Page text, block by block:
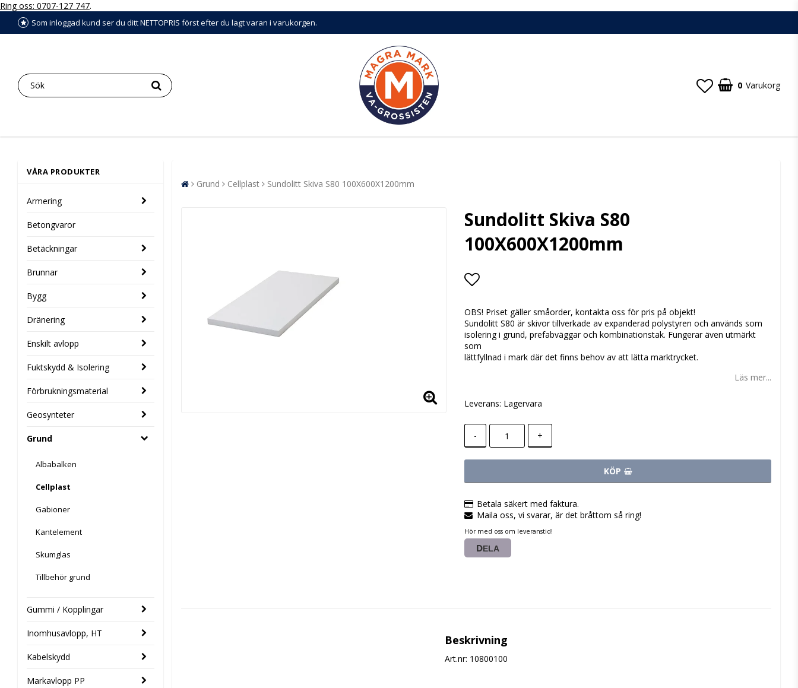
Ring oss: 0707-127 747.
Som inloggad kund ser du ditt NETTOPRIS först efter du lagt varan i varukorgen.
0 Varukorg
VÅRA PRODUKTER
Armering
Betongvaror
Betäckningar
Brunnar
Bygg
Dränering
Enskilt avlopp
Fuktskydd & Isolering
Förbrukningsmaterial
Geosynteter
Grund
Albabalken
Cellplast
Gabioner
Kantelement
Skumglas
Tillbehör grund
Gummi / Kopplingar
Inomhusavlopp, HT
Kabelskydd
Markavlopp PP
Grund Cellplast Sundolitt Skiva S80 100X600X1200mm
Sundolitt Skiva S80
100X600X1200mm
Lägg till i favoritlistan
OBS! Priset gäller småorder, kontakta oss för pris på objekt!
Sundolitt S80 är skivor tillverkade av expanderad polystyren och används som
isolering i grund, prefabväggar och kombinationstak. Fungerar även utmärkt
som
lättfyllnad i mark där det finns behov av att lätta marktrycket.
Läs mer...
Leverans: Lagervara
- +
KÖP
Betala säkert med faktura.
Maila oss, vi svarar, är det bråttom så ring!
Hör med oss om leveranstid!
DELA
Beskrivning
Art.nr: 10800100